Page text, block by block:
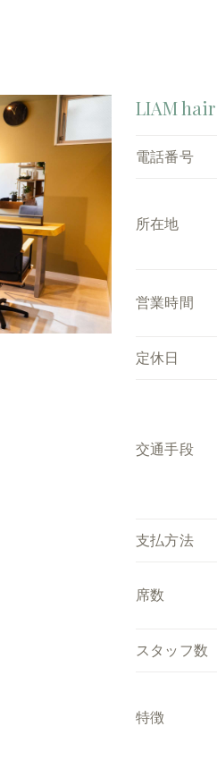
LIAM
電話番号
所在地
営業時間
定休日
交通手段
支払方法
席数
スタッフ数
特徴